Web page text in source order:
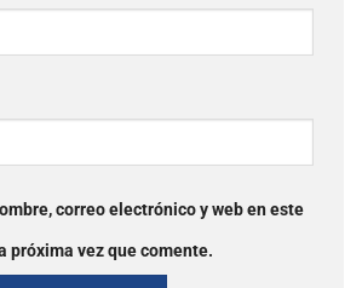
correo electrónico y web en este
próxima vez que comente.